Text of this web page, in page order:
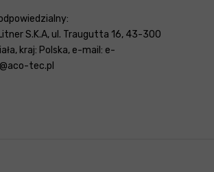
S.K.A, ul. Traugutta 16, 43-300
kraj: Polska, e-mail: e-
tec.pl